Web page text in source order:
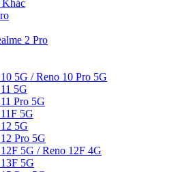
2 Pro
5G / Reno 10 Pro 5G
5G
Pro 5G
5G
5G
Pro 5G
5G / Reno 12F 4G
5G